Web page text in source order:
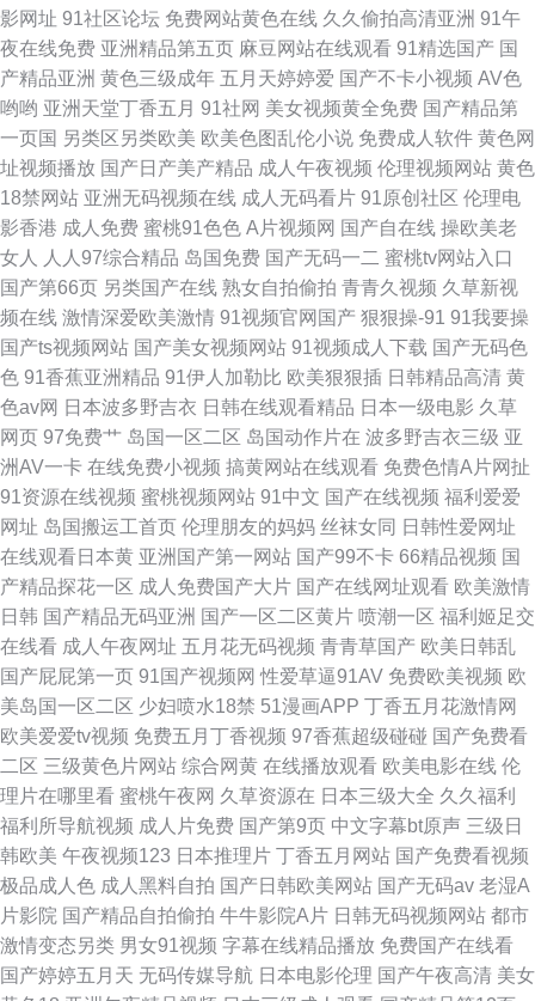
国产 超碰91人人色 阿v电影 99资源总站 91最新在线视频 91小情侣操逼刺激
www91片 草草地址一二三 东方AV手机在线 超碰免费99 www91尤物com 91
资源在线看 91香蕉蜜桃 91视频在线免费播放 91手淫视频 91区块涩 91麻豆
tvcom 91换妻 91下载入口桃色
影网址 91社区论坛 免费网站黄色在线 久久偷拍高清亚洲 91午
夜在线免费 亚洲精品第五页 麻豆网站在线观看 91精选国产 国
产精品亚洲 黄色三级成年 五月天婷婷爱 国产不卡小视频 AV色
哟哟 亚洲天堂丁香五月 91社网 美女视频黄全免费 国产精品第
一页国 另类区另类欧美 欧美色图乱伦小说 免费成人软件 黄色网
址视频播放 国产日产美产精品 成人午夜视频 伦理视频网站 黄色
18禁网站 亚洲无码视频在线 成人无码看片 91原创社区 伦理电
影香港 成人免费 蜜桃91色色 A片视频网 国产自在线 操欧美老
女人
人人97综合精品 岛国免费 国产无码一二 蜜桃tv网站入口
国产第66页 另类国产在线 熟女自拍偷拍 青青久视频 久草新视
频在线 激情深爱欧美激情 91视频官网国产 狠狠操-91 91我要操
国产ts视频网站 国产美女视频网站 91视频成人下载 国产无码色
色 91香蕉亚洲精品 91伊人加勒比 欧美狠狠插 日韩精品高清 黄
色av网 日本波多野吉衣 日韩在线观看精品 日本一级电影 久草
网页 97免费艹 岛国一区二区 岛国动作片在 波多野吉衣三级 亚
洲AV一卡 在线免费小视频 搞黄网站在线观看 免费色情A片网扯
91资源在线视频 蜜桃视频网站 91中文 国产在线视频 福利爱爱
网址 岛国搬运工首页 伦理朋友的妈妈 丝袜女同 日韩性爱网址
在线观看日本黄 亚洲国产第一网站 国产99不卡 66精品视频 国
产精品探花一区 成人免费国产大片 国产在线网址观看 欧美激情
日韩 国产精品无码亚洲 国产一区二区黄片 喷潮一区 福利姬足交
在线看 成人午夜网址 五月花无码视频 青青草国产 欧美日韩乱
国产屁屁第一页 91国产视频网 性爱草逼91AV 免费欧美视频 欧
美岛国一区二区 少妇喷水18禁 51漫画APP 丁香五月花激情网
欧美爱爱tv视频 免费五月丁香视频 97香蕉超级碰碰 国产免费看
二区 三级黄色片网站 综合网黄 在线播放观看 欧美电影在线 伦
理片在哪里看 蜜桃午夜网 久草资源在 日本三级大全 久久福利
福利所导航视频 成人片免费 国产第9页 中文字幕bt原声 三级日
韩欧美 午夜视频123 日本推理片 丁香五月网站 国产免费看视频
极品成人色 成人黑料自拍 国产日韩欧美网站 国产无码av 老湿A
片影院 国产精品自拍偷拍 牛牛影院A片 日韩无码视频网站 都市
激情变态另类 男女91视频 字幕在线精品播放 免费国产在线看
国产婷婷五月天 无码传媒导航 日本电影伦理 国产午夜高清 美女